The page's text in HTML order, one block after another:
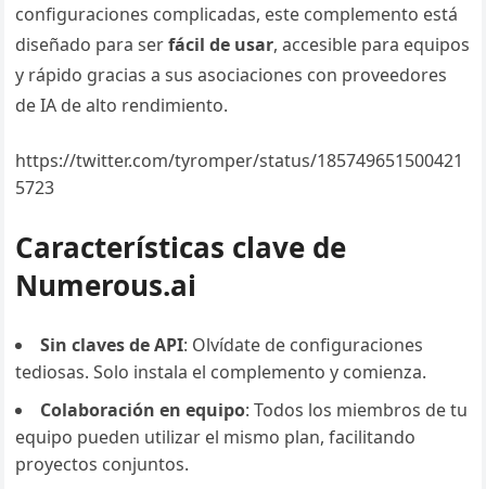
configuraciones complicadas, este complemento está
diseñado para serfácil de usar, accesible para equipos
y rápido gracias a sus asociaciones con proveedores
de IA de alto rendimiento.
https://twitter.com/tyromper/status/185749651500421
5723
Características clave de
Numerous.ai
Sin claves de API: Olvídate de configuraciones
tediosas. Solo instala el complemento y comienza.
Colaboración en equipo: Todos los miembros de tu
equipo pueden utilizar el mismo plan, facilitando
proyectos conjuntos.